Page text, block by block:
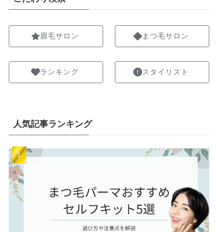
眉毛サロン
ランキング
まつ毛サロン
スタイリスト
人気記事ランキング